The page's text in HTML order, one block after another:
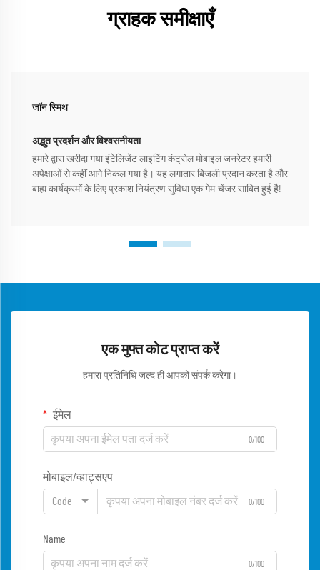
ग्राहक समीक्षाएँ
जॉन स्मिथ
अद्भुत प्रदर्शन और विश्वसनीयता
हमारे द्वारा खरीदा गया इंटेलिजेंट लाइटिंग कंट्रोल मोबाइल जनरेटर हमारी
अपेक्षाओं से कहीं आगे निकल गया है। यह लगातार बिजली प्रदान करता है और
बाह्य कार्यक्रमों के लिए प्रकाश नियंत्रण सुविधा एक गेम-चेंजर साबित हुई है!
एक मुफ्त कोट प्राप्त करें
हमारा प्रतिनिधि जल्द ही आपको संपर्क करेगा।
ईमेल
0/100
मोबाइल/व्हाट्सएप
Code 0/100
Name
0/100